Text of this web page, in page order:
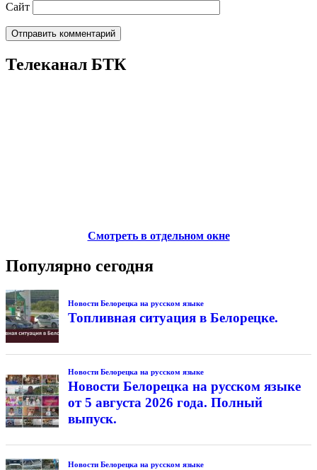
Сайт
Телеканал БТК
Смотреть в отдельном окне
Популярно сегодня
Новости Белорецка на русском языке
Топливная ситуация в Белорецке.
Новости Белорецка на русском языке
Новости Белорецка на русском языке
от 5 августа 2026 года. Полный
выпуск.
Новости Белорецка на русском языке